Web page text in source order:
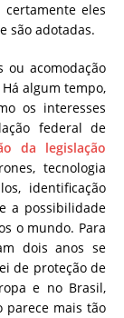
certamente eles
são adotadas.
ou acomodação
Há algum tempo,
os interesses
federal de
da legislação
tecnologia
identificação
a possibilidade
o mundo. Para
dois anos se
de proteção de
e no Brasil,
parece mais tão